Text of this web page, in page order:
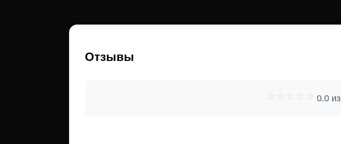
Отзывы
0.0